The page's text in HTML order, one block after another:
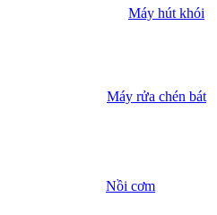
Máy hút khói
Máy rửa chén bát
Nồi cơm